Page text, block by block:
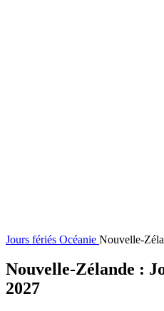
Jours fériés Océanie Nouvelle-
Nouvelle-Zélande :
2027